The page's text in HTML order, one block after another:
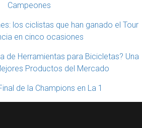
Campeones
los ciclistas que han ganado el Tour
en cinco ocasiones
de Herramientas para Bicicletas? Una
Productos del Mercado
de la Champions en La 1